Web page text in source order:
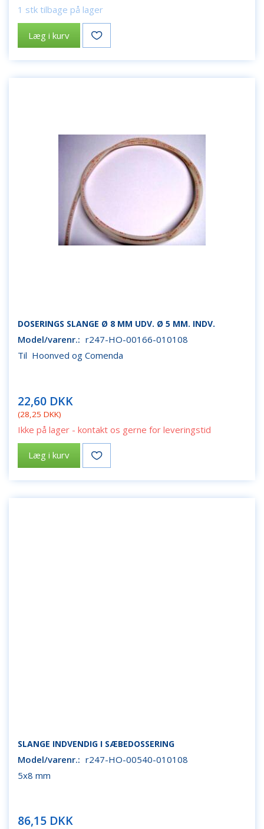
1 stk tilbage på lager
Læg i kurv
DOSERINGS SLANGE Ø 8 MM UDV. Ø 5 MM. INDV.
Model/varenr.: r247-HO-00166-010108
Til Hoonved og Comenda
22,60 DKK
(28,25 DKK)
Ikke på lager - kontakt os gerne for leveringstid
Læg i kurv
SLANGE INDVENDIG I SÆBEDOSSERING
Model/varenr.: r247-HO-00540-010108
5x8 mm
86,15 DKK